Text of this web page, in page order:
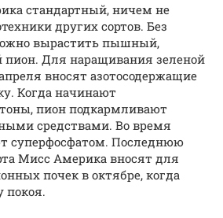
стандартный, ничем не
других сортов. Без
вырастить пышный,
Для наращивания зеленой
вносят азотосодержащие
Когда начинают
пион подкармливают
средствами. Во время
суперфосфатом. Последнюю
Мисс Америка вносят для
почек в октябре, когда
покоя.